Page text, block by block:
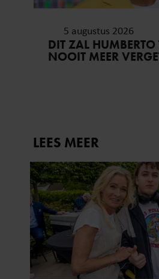
5 augustus 2026
DIT ZAL HUMBERTO
NOOIT MEER